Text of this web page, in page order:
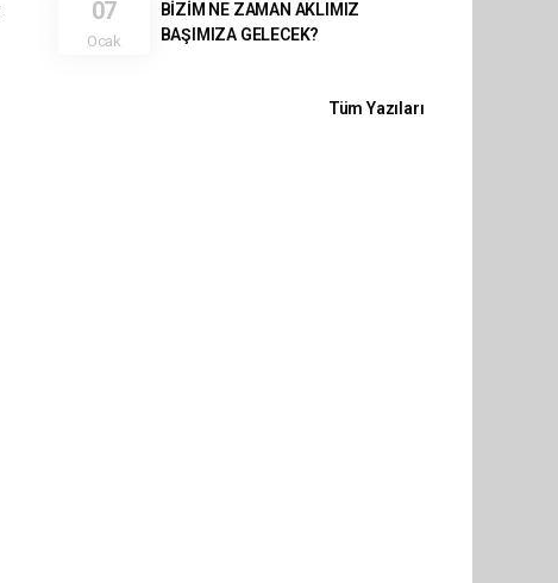
07
Ocak
BİZİM NE ZAMAN AKLIMIZ
BAŞIMIZA GELECEK?
Tüm Yazıları